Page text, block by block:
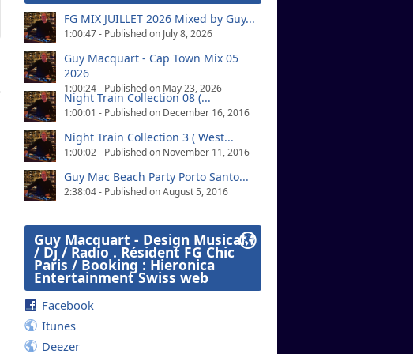
FG MIX JUILLET 2026 Mixed by Guy...
1:00:47 - Published on July 8, 2026
Guy Macquart - Cap Town Mix 05
2026
1:00:24 - Published on May 23, 2026
Night Train Collection 08 (...
1:00:01 - Published on December 16, 2016
Night Train Collection 3 ( West...
1:00:02 - Published on November 11, 2016
Guy Mac Beach Party Porto Santo...
2:38:04 - Published on August 5, 2016
Guy Macquart - Design Musical
/ Dj / Radio . Résident FG Chic
Paris / Booking : Hieronica
Entertainment Swiss web
Facebook
Itunes
Deezer